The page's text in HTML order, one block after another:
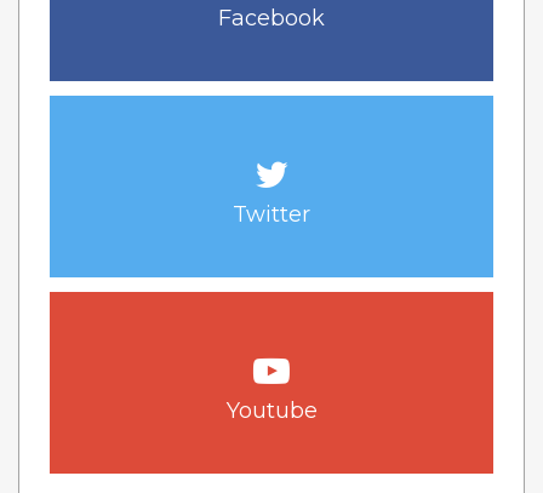
Facebook
Twitter
Youtube